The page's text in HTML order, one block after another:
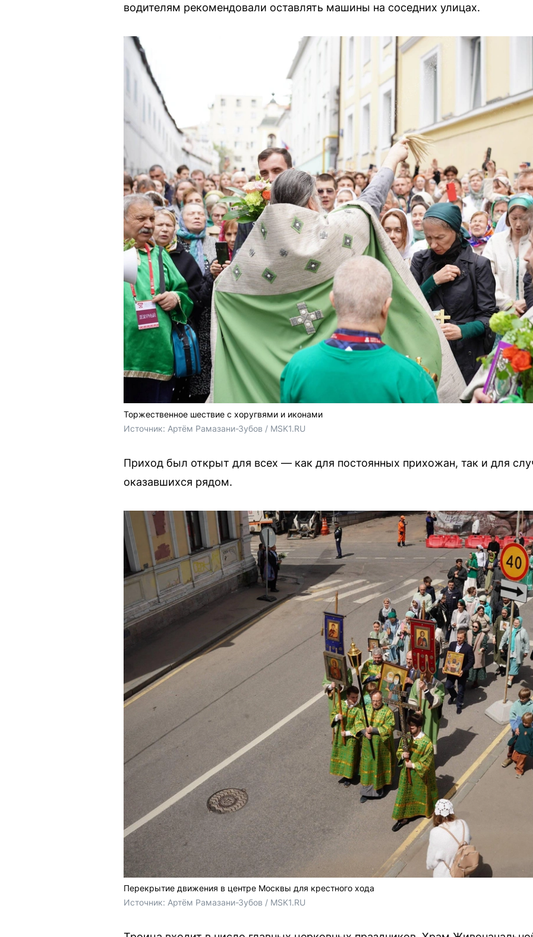
водителям рекомендовали оставлять машины на соседних улицах.
Торжественное шествие с хоругвями и иконами
Источник: Артём Рамазани-Зубов / MSK1.RU
Приход был открыт для всех — как для постоянных прихожан, так и для
оказавшихся рядом.
Перекрытие движения в центре Москвы для крестного хода
Источник: Артём Рамазани-Зубов / MSK1.RU